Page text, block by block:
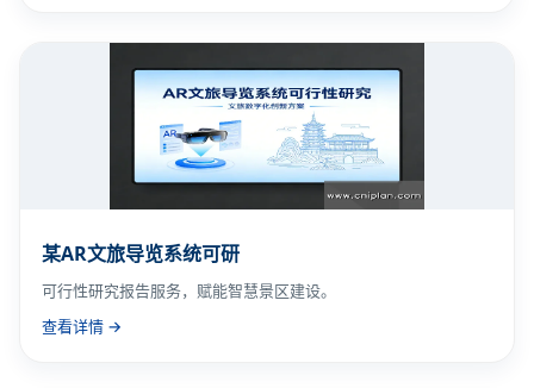
某AR文旅导览系统可研
可行性研究报告服务，赋能智慧景区建设。
查看详情 →